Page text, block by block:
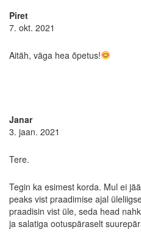
Piret
7. okt. 2021
Aitäh, väga hea õpetus!
Janar
3. jaan. 2021
Tere.
Tegin ka esimest korda. Mul ei
peaks vist praadimise ajal
praadisin vist üle, seda head
ja salatiga ootuspäraselt